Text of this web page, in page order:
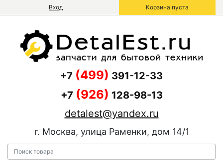
Вход Корзина пуста
+7 (499) 391-12-33
+7 (926) 128-98-13
detalest@yandex.ru
г. Москва, улица Раменки, дом 14/1